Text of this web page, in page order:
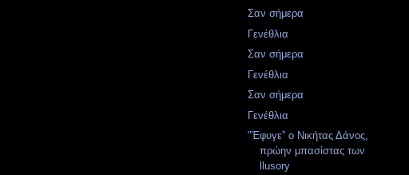
Σαν σήμερα
Γενέθλια
Σαν σήμερα
Γενέθλια
Σαν σήμερα
Γενέθλια
"Έφυγε” ο Νικήτας Δάνος,
πρώην μπασίστας των
llusory